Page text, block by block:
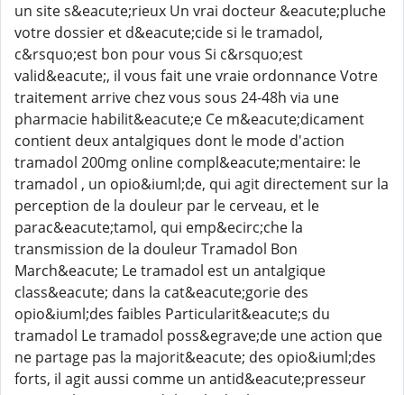
un site s&eacute;rieux Un vrai docteur &eacute;pluche
votre dossier et d&eacute;cide si le tramadol,
c&rsquo;est bon pour vous Si c&rsquo;est
valid&eacute;, il vous fait une vraie ordonnance Votre
traitement arrive chez vous sous 24-48h via une
pharmacie habilit&eacute;e Ce m&eacute;dicament
contient deux antalgiques dont le mode d'action
tramadol 200mg online compl&eacute;mentaire: le
tramadol , un opio&iuml;de, qui agit directement sur la
perception de la douleur par le cerveau, et le
parac&eacute;tamol, qui emp&ecirc;che la
transmission de la douleur Tramadol Bon
March&eacute; Le tramadol est un antalgique
class&eacute; dans la cat&eacute;gorie des
opio&iuml;des faibles Particularit&eacute;s du
tramadol Le tramadol poss&egrave;de une action que
ne partage pas la majorit&eacute; des opio&iuml;des
forts, il agit aussi comme un antid&eacute;presseur